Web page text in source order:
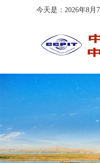
今天是：2026年8月